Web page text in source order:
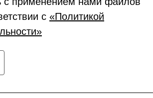
с «Политикой